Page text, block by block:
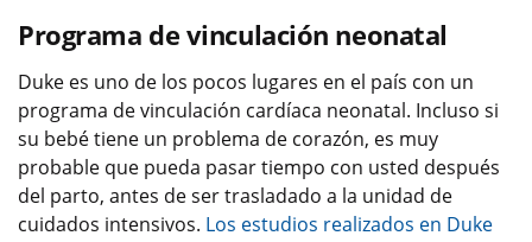
Programa de vinculación neonatal
Duke es uno de los pocos lugares en el país con un
programa de vinculación cardíaca neonatal. Incluso si
su bebé tiene un problema de corazón, es muy
probable que pueda pasar tiempo con usted después
del parto, antes de ser trasladado a la unidad de
cuidados intensivos. Los estudios realizados en Duke